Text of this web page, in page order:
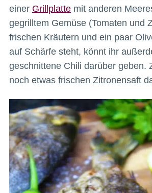
einer Grillplattemit anderen
gegrilltem Gemüse (Tomaten und
frischen Kräutern und ein paar
auf Schärfe steht, könnt ihr
geschnittene Chili darüber geben.
noch etwas frischen Zitronensaft